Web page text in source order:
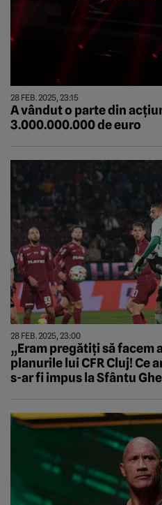
28 FEB. 2025, 23:15
A vândut o parte din
3.000.000.000 de euro
28 FEB. 2025, 23:00
„Eram pregătiți să facem
planurile lui CFR Cluj! Ce
s-ar fi impus la Sfântu